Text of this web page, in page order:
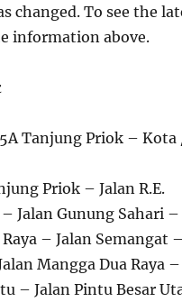
changed. To see the
information above.
Tanjung Priok – Kota
Priok – Jalan R.E.
Jalan Gunung Sahari –
– Jalan Semangat
Mangga Dua Raya –
– Jalan Pintu Besar